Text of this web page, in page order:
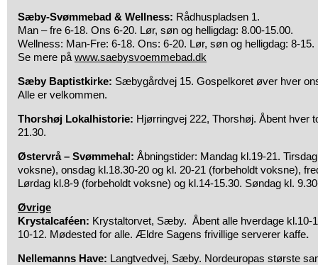
Sæby-Svømmebad & Wellness: Rådhuspladsen 1.
Man – fre 6-18. Ons 6-20. Lør, søn og helligdag: 8.00-15.00.
Wellness: Man-Fre: 6-18. Ons: 6-20. Lør, søn og helligdag: 8-15.
Se mere på www.saebysvoemmebad.dk
Sæby Baptistkirke: Sæbygårdvej 15. Gospelkoret øver hver
Alle er velkommen.
Thorshøj Lokalhistorie: Hjørringvej 222, Thorshøj. Åbent hver
21.30.
Østervrå – Svømmehal: Åbningstider: Mandag kl.19-21.
voksne), onsdag kl.18.30-20 og kl. 20-21 (forbeholdt voksne),
Lørdag kl.8-9 (forbeholdt voksne) og kl.14-15.30. Søndag kl.
Øvrige
Krystalcaféen: Krystaltorvet, Sæby. Åbent alle hverdage kl.10-
10-12. Mødested for alle. Ældre Sagens frivillige serverer kaffe.
Nellemanns Have: Langtvedvej, Sæby. Nordeuropas største